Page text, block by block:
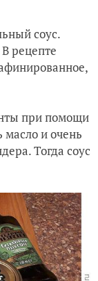
соус.
рецепте
при помощи
и очень
Тогда соус